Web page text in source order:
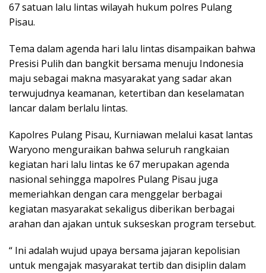
67 satuan lalu lintas wilayah hukum polres Pulang
Pisau.
Tema dalam agenda hari lalu lintas disampaikan bahwa
Presisi Pulih dan bangkit bersama menuju Indonesia
maju sebagai makna masyarakat yang sadar akan
terwujudnya keamanan, ketertiban dan keselamatan
lancar dalam berlalu lintas.
Kapolres Pulang Pisau, Kurniawan melalui kasat lantas
Waryono menguraikan bahwa seluruh rangkaian
kegiatan hari lalu lintas ke 67 merupakan agenda
nasional sehingga mapolres Pulang Pisau juga
memeriahkan dengan cara menggelar berbagai
kegiatan masyarakat sekaligus diberikan berbagai
arahan dan ajakan untuk sukseskan program tersebut.
“ Ini adalah wujud upaya bersama jajaran kepolisian
untuk mengajak masyarakat tertib dan disiplin dalam